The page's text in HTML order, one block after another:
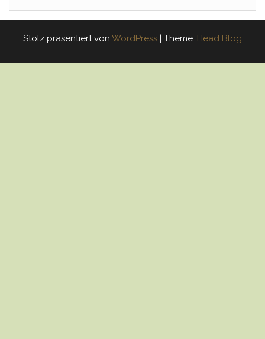
Stolz präsentiert von WordPress | Theme: Head Blog